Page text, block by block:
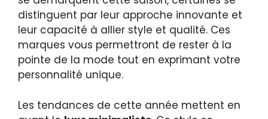
distinguent par leur approche innovante et
leur capacité à allier style et qualité. Ces
marques vous permettront de rester à la
pointe de la mode tout en exprimant votre
personnalité unique.
Les tendances de cette année mettent en